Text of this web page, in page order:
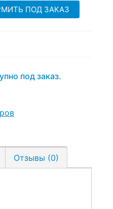
ПОД ЗАКАЗ
под заказ.
Отзывы (0)